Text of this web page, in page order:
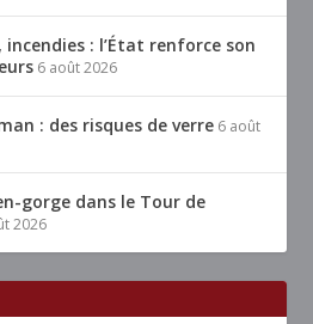
incendies : l’État renforce son
6 août 2026
: des risques de verre 6 août
gorge dans le Tour de
2026